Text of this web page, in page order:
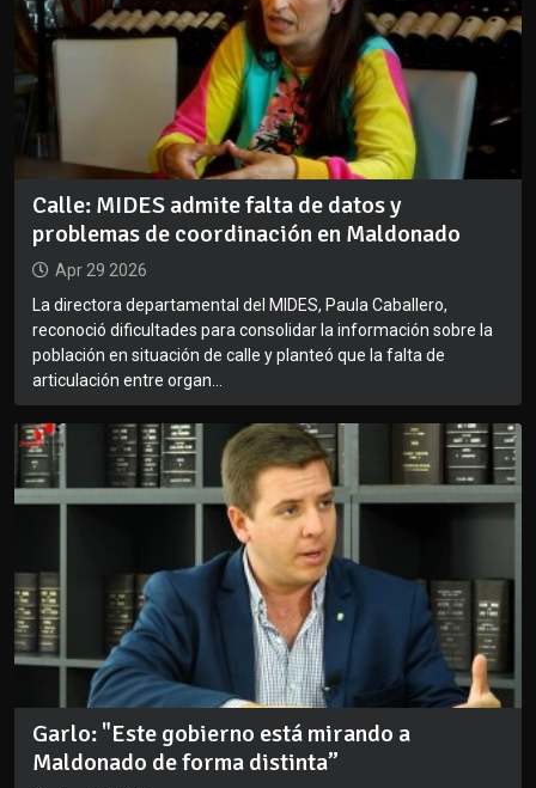
Calle: MIDES admite falta de datos y
problemas de coordinación en Maldonado
Apr 29 2026
La directora departamental del MIDES, Paula Caballero,
reconoció dificultades para consolidar la información sobre la
población en situación de calle y planteó que la falta de
articulación entre organ...
Garlo: "Este gobierno está mirando a
Maldonado de forma distinta”